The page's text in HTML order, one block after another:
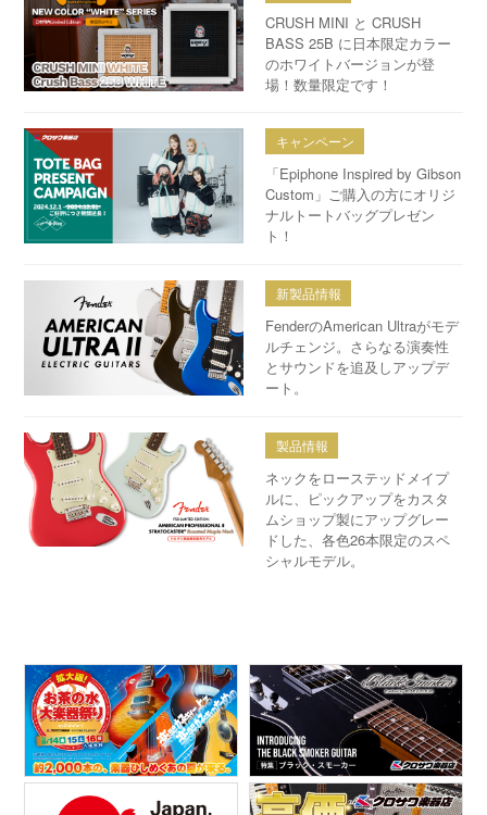
CRUSH MINI と CRUSH
BASS 25B に日本限定カラー
のホワイトバージョンが登
場！数量限定です！
キャンペーン
「Epiphone Inspired by Gibson
Custom」ご購入の方にオリジ
ナルトートバッグプレゼン
ト！
新製品情報
FenderのAmerican Ultraがモデ
ルチェンジ。さらなる演奏性
とサウンドを追及しアップデ
ート。
製品情報
ネックをローステッドメイプ
ルに、ピックアップをカスタ
ムショップ製にアップグレー
ドした、各色26本限定のスペ
シャルモデル。